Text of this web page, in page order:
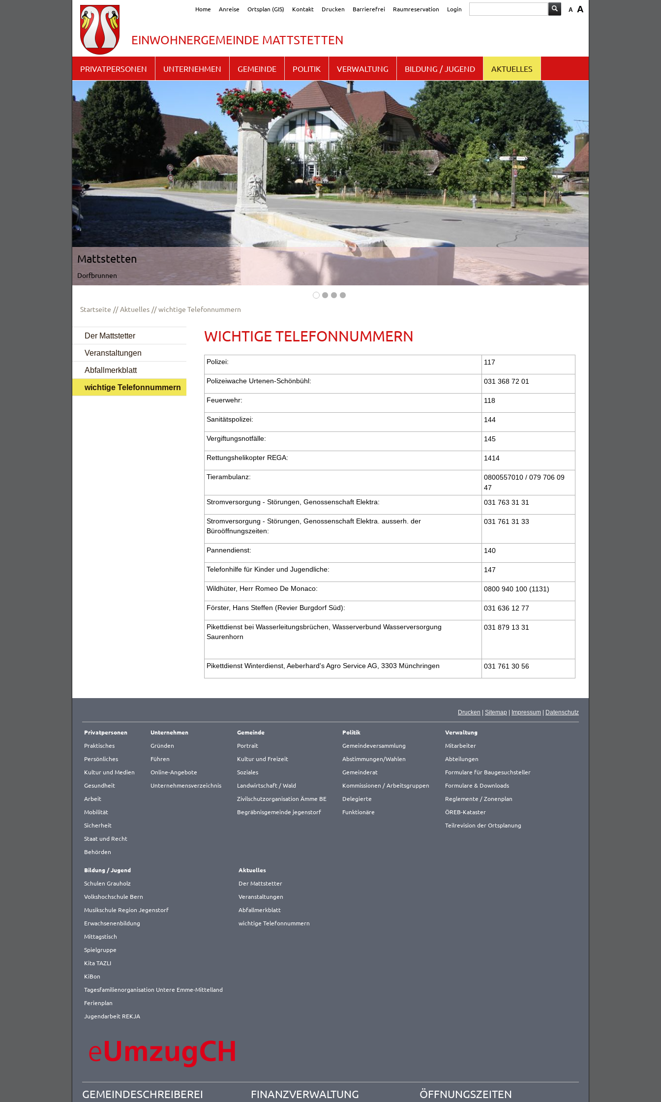
A A
EINWOHNERGEMEINDE MATTSTETTEN
Home Anreise Ortsplan (GIS) Kontakt Drucken Barrierefrei Raumreservation Login
PRIVATPERSONEN UNTERNEHMEN GEMEINDE POLITIK VERWALTUNG BILDUNG / JUGEND AKTUELLES
Mattstetten
Dorfbrunnen
Startseite Aktuelles wichtige Telefonnummern
Der Mattstetter
Veranstaltungen
Abfallmerkblatt
wichtige Telefonnummern
WICHTIGE TELEFONNUMMERN
Polizei: 117
Polizeiwache Urtenen-Schönbühl: 031 368 72 01
Feuerwehr: 118
Sanitätspolizei: 144
Vergiftungsnotfälle: 145
Rettungshelikopter REGA: 1414
Tierambulanz:
0800557010 / 079 706 09
47
Stromversorgung - Störungen, Genossenschaft Elektra:
031 763 31 31
Stromversorgung - Störungen, Genossenschaft Elektra. ausserh. der
Büroöffnungszeiten:
031 761 31 33
Pannendienst: 140
Telefonhilfe für Kinder und Jugendliche: 147
Wildhüter, Herr Romeo De Monaco: 0800 940 100 (1131)
Förster, Hans Steffen (Revier Burgdorf Süd): 031 636 12 77
Pikettdienst bei Wasserleitungsbrüchen, Wasserverbund Wasserversorgung
Saurenhorn
031 879 13 31
Pikettdienst Winterdienst, Aeberhard's Agro Service AG, 3303 Münchringen 031 761 30 56
Drucken Sitemap Impressum Datenschutz
Privatpersonen
Praktisches
Persönliches
Kultur und Medien
Gesundheit
Arbeit
Mobilität
Sicherheit
Staat und Recht
Behörden
Unternehmen
Gründen
Führen
Online-Angebote
Unternehmensverzeichnis
Gemeinde
Portrait
Kultur und Freizeit
Soziales
Landwirtschaft / Wald
Zivilschutzorganisation Ämme BE
Begräbnisgemeinde jegenstorf
Politik
Gemeindeversammlung
Abstimmungen/Wahlen
Gemeinderat
Kommissionen / Arbeitsgruppen
Delegierte
Funktionäre
Verwaltung
Mitarbeiter
Abteilungen
Formulare für Baugesuchsteller
Formulare & Downloads
Reglemente / Zonenplan
ÖREB-Kataster
Teilrevision der Ortsplanung
Bildung / Jugend
Schulen Grauholz
Volkshochschule Bern
Musikschule Region Jegenstorf
Erwachsenenbildung
Mittagstisch
Spielgruppe
Kita TAZLI
KiBon
Tagesfamilienorganisation Untere Emme-Mittelland
Ferienplan
Jugendarbeit REKJA
Aktuelles
Der Mattstetter
Veranstaltungen
Abfallmerkblatt
wichtige Telefonnummern
GEMEINDESCHREIBEREI
FINANZVERWALTUNG
ÖFFNUNGSZEITEN